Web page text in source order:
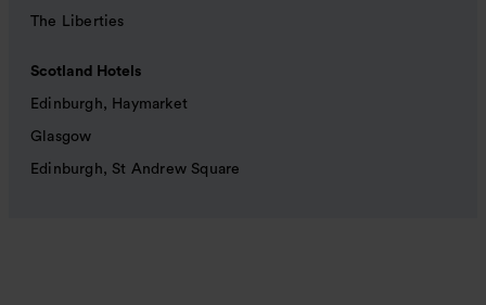
The Liberties
Scotland Hotels
Edinburgh, Haymarket
Glasgow
Edinburgh, St Andrew Square